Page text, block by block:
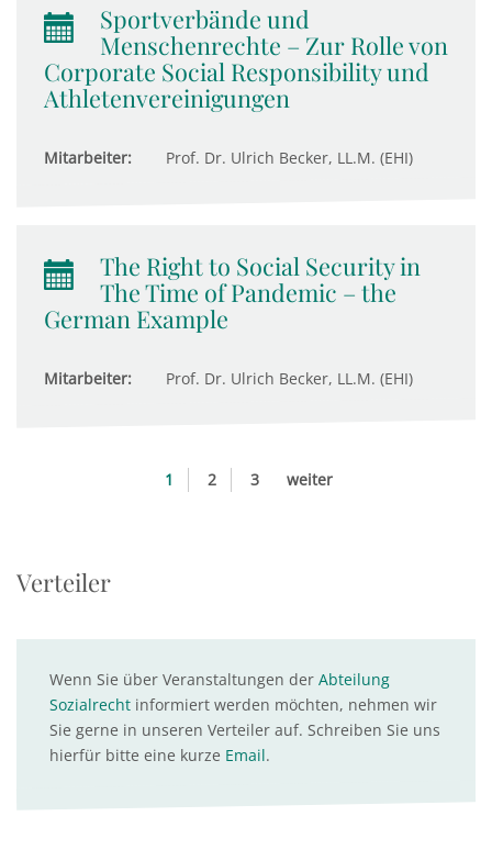
Sportverbände und
Menschenrechte – Zur Rolle von
Corporate Social Responsibility und
Athletenvereinigungen
Mitarbeiter: Prof. Dr. Ulrich Becker, LL.M. (EHI)
The Right to Social Security in
The Time of Pandemic – the
German Example
Mitarbeiter: Prof. Dr. Ulrich Becker, LL.M. (EHI)
1 2 3 weiter
Verteiler
Wenn Sie über Veranstaltungen der Abteilung
Sozialrecht informiert werden möchten, nehmen wir
Sie gerne in unseren Verteiler auf. Schreiben Sie uns
hierfür bitte eine kurze Email.